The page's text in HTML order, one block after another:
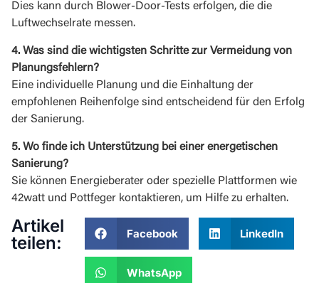
Dies kann durch Blower-Door-Tests erfolgen, die die
Luftwechselrate messen.
4. Was sind die wichtigsten Schritte zur Vermeidung von
Planungsfehlern?
Eine individuelle Planung und die Einhaltung der
empfohlenen Reihenfolge sind entscheidend für den Erfolg
der Sanierung.
5. Wo finde ich Unterstützung bei einer energetischen
Sanierung?
Sie können Energieberater oder spezielle Plattformen wie
42watt und Pottfeger kontaktieren, um Hilfe zu erhalten.
Artikel
teilen:
Facebook LinkedIn
WhatsApp